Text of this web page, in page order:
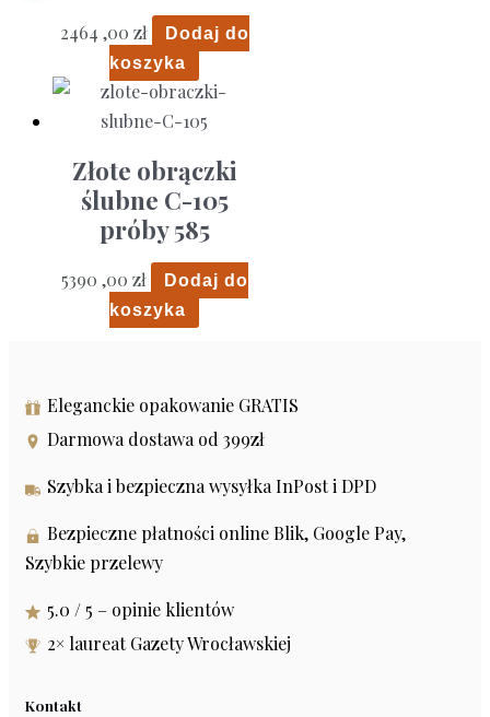
2464 ,00 zł
Dodaj do
koszyka
Złote obrączki
ślubne C-105
próby 585
5390 ,00 zł
Dodaj do
koszyka
Eleganckie opakowanie GRATIS
Darmowa dostawa od 399zł
Szybka i bezpieczna wysyłka InPost i DPD
Bezpieczne płatności online Blik, Google Pay,
Szybkie przelewy
5.0 / 5 – opinie klientów
2× laureat Gazety Wrocławskiej
Kontakt